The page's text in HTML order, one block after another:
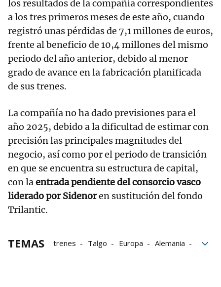
los resultados de la compañía correspondientes
a los tres primeros meses de este año, cuando
registró unas pérdidas de 7,1 millones de euros,
frente al beneficio de 10,4 millones del mismo
periodo del año anterior, debido al menor
grado de avance en la fabricación planificada
de sus trenes.
La compañía no ha dado previsiones para el
año 2025, debido a la dificultad de estimar con
precisión las principales magnitudes del
negocio, así como por el periodo de transición
en que se encuentra su estructura de capital,
con laentrada pendiente del consorcio vasco
liderado por Sidenoren sustitución del fondo
Trilantic.
TEMAS trenes Talgo Europa
Alemania